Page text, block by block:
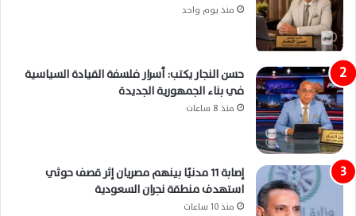
منذ يوم واحد
حسن النجار يكتب: أسرار فلسفة القيادة السياسية
في بناء الجمهورية الجديدة
منذ 8 ساعات
إصابة 11 مدنيًا بينهم مصريان إثر قصف حوثي
استهدف منطقة نجران السعودية
منذ 10 ساعات